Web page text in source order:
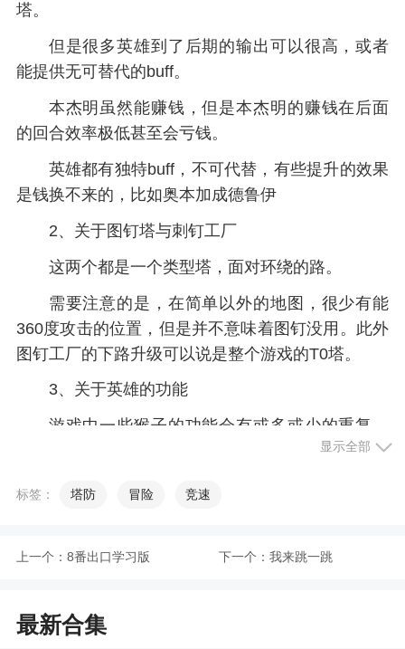
塔。
但是很多英雄到了后期的输出可以很高，或者
能提供无可替代的buff。
本杰明虽然能赚钱，但是本杰明的赚钱在后面
的回合效率极低甚至会亏钱。
英雄都有独特buff，不可代替，有些提升的效果
是钱换不来的，比如奥本加成德鲁伊
2、关于图钉塔与刺钉工厂
这两个都是一个类型塔，面对环绕的路。
需要注意的是，在简单以外的地图，很少有能
360度攻击的位置，但是并不意味着图钉没用。此外
图钉工厂的下路升级可以说是整个游戏的T0塔。
3、关于英雄的功能
游戏中一些猴子的功能会有或多或少的重复。
例如有人说超猴侠是最强的输出，所有的钱都应该
外，很多图因为路线复杂，并没有足够的时间让你
陶瓷气球已经突破了你的防线，这点在高级图更加
常见。
显示全部
标签： 塔防 冒险 竞速
上一个： 8番出口学习版 下一个： 我来跳一跳
最新合集